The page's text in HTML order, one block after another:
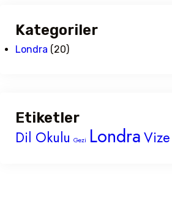
Kategoriler
Londra (20)
Etiketler
Dil Okulu Gezi LondraVize